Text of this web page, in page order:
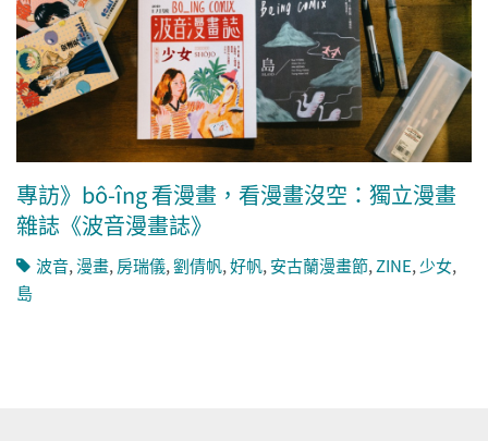
專訪》bô-îng 看漫畫，看漫畫沒空：獨立漫畫
雜誌《波音漫畫誌》
波音,漫畫,房瑞儀,劉倩帆,好帆,安古蘭漫畫節,ZINE,少女,
島